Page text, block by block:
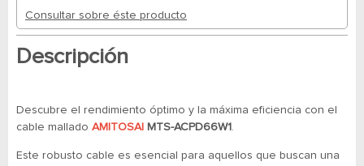
Consultar sobre éste producto
Descripción
Descubre el rendimiento óptimo y la máxima eficiencia con el
cable mallado AMITOSAI MTS-ACPD66W1 .
Este robusto cable es esencial para aquellos que buscan una